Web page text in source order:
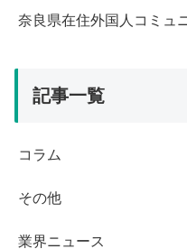
岩手県 (4)
島根県 (43)
新潟県 (25)
東京都 (1)
障害者雇用 (177)
難病 (515)
奈良県在住外国人コミュ
記事一覧
コラム
その他
業界ニュース